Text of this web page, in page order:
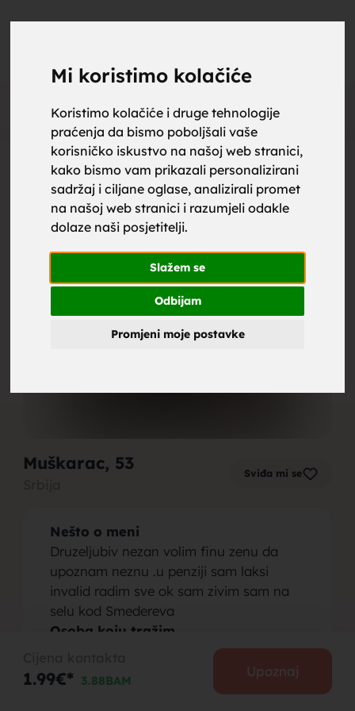
Mi koristimo kolačiće
Koristimo kolačiće i druge tehnologije
praćenja da bismo poboljšali vaše
korisničko iskustvo na našoj web stranici,
kako bismo vam prikazali personalizirani
sadržaj i ciljane oglase, analizirali promet
na našoj web stranici i razumjeli odakle
dolaze naši posjetitelji.
Slažem se
Odbijam
Promjeni moje postavke
Oglas
Muškarac, 53 Sviđa mi se
Nešto o meni
Druzeljubiv nezan volim finu zenu da
upoznam neznu .u penziji sam laksi
invalid radim sve ok sam zivim sam na
selu kod Smedereva
Osoba koju tražim
Finu neznu koja zna da voli i jos vise
bude voljena koja voli selo bez dece do
55g ako takve ima nije bitno plava crna
1.99€* 3.88BAM
Upoznaj
upoznaj
za brak,
zene za
brak,
muskarci
za brak,